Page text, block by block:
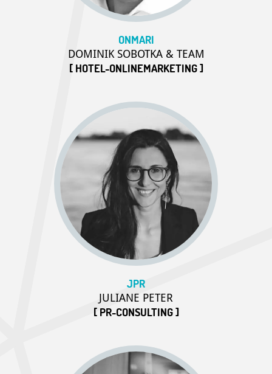
ONMARI
DOMINIK SOBOTKA & TEAM
[ HOTEL-ONLINEMARKETING ]
JPR
JULIANE PETER
[ PR-CONSULTING ]